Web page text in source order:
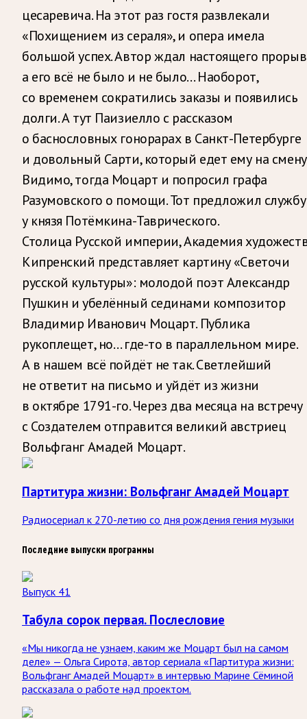
цесаревича. На этот раз гостя развлекали
«Похищением из сераля», и опера имела
большой успех. Автор ждал настоящего
а его всё не было и не было… Наоборот,
со временем сократились заказы и появились
долги. А тут Паизиелло с рассказом
о баснословных гонорарах в Санкт-Петербурге
и довольный Сарти, который едет ему на
Видимо, тогда Моцарт и попросил графа
Разумовского о помощи. Тот предложил службу
у князя Потёмкина-Таврического.
Столица Русской империи, Академия
Кипренский представляет картину «Светочи
русской культуры»: молодой поэт Александр
Пушкин и убелённый сединами композитор
Владимир Иванович Моцарт. Публика
рукоплещет, но… где-то в параллельном мире.
А в нашем всё пойдёт не так. Светлейший
не ответит на письмо и уйдёт из жизни
в октябре 1791-го. Через два месяца на встречу
с Создателем отправится великий австриец
Вольфганг Амадей Моцарт.
Партитура жизни: Вольфганг Амадей Моцарт
Радиосериал к 270-летию со дня рождения гения музыки
Последние выпуски программы
Выпуск 41
Табула сорок первая. Послесловие
«Мы никогда не узнаем, каким же Моцарт был на самом
деле» — Ольга Сирота, автор сериала «Партитура жизни:
Вольфганг Амадей Моцарт» в интервью Марине Сёминой
рассказала о работе над проектом.